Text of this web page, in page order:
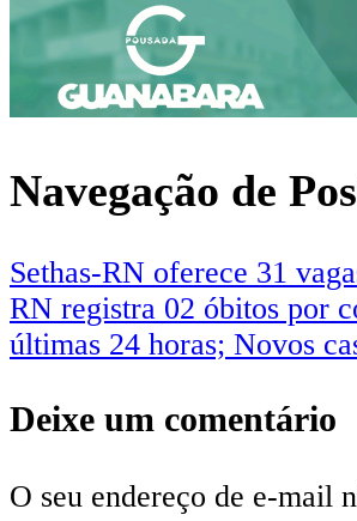
Navegação de
Sethas-RN oferece 31
RN registra 02 óbitos por
últimas 24 horas; Novos
Deixe um comentário
O seu endereço de e-mail